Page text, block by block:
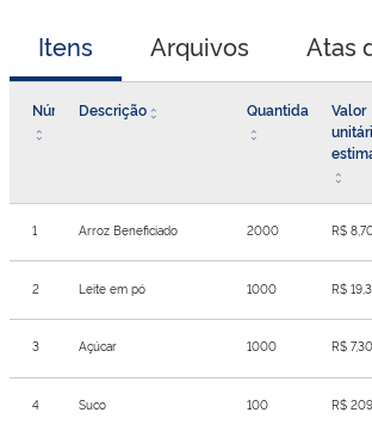
Itens Arquivos Atas
NúmeroDescrição Quantidade
Valor
1 Arroz Beneficiado 2000 R$
2 Leite em pó 1000 R$
3 Açúcar 1000 R$ 7,30
4 Suco 100 R$